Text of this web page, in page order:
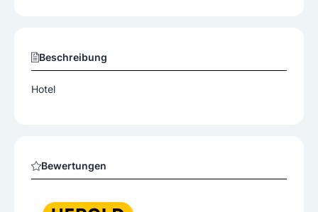
Beschreibung
Hotel
Bewertungen